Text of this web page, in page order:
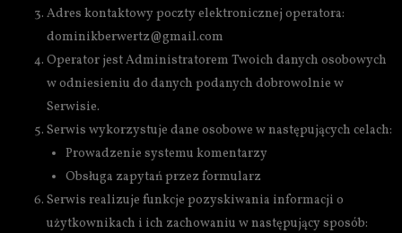
Adres kontaktowy poczty elektronicznej operatora:
dominikberwertz@gmail.com
Operator jest Administratorem Twoich danych osobowych
w odniesieniu do danych podanych dobrowolnie w
Serwisie.
Serwis wykorzystuje dane osobowe w następujących celach:
Prowadzenie systemu komentarzy
Obsługa zapytań przez formularz
Serwis realizuje funkcje pozyskiwania informacji o
użytkownikach i ich zachowaniu w następujący sposób: